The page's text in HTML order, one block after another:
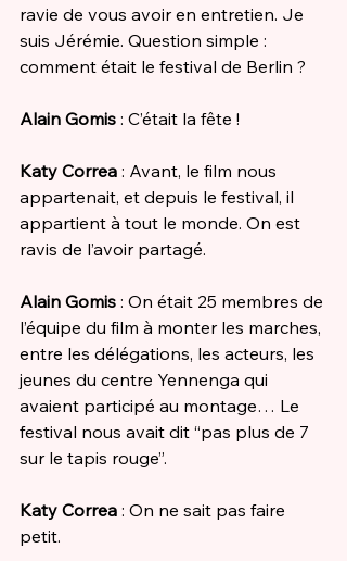
ravie de vous avoir en entretien. Je
suis Jérémie. Question simple :
comment était le festival de Berlin ?
Alain Gomis : C’était la fête !
Katy Correa : Avant, le film nous
appartenait, et depuis le festival, il
appartient à tout le monde. On est
ravis de l’avoir partagé.
Alain Gomis : On était 25 membres de
l’équipe du film à monter les marches,
entre les délégations, les acteurs, les
jeunes du centre Yennenga qui
avaient participé au montage… Le
festival nous avait dit “pas plus de 7
sur le tapis rouge”.
Katy Correa : On ne sait pas faire
petit.